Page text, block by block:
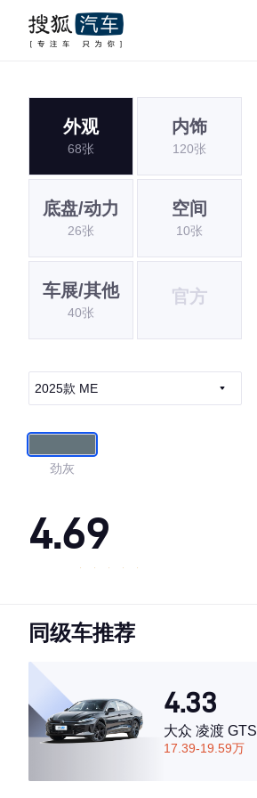
外观
68张
内饰
120张
底盘/动力
26张
空间
10张
车展/其他
40张
官方
2025款 ME
劲灰
4.69
·内饰表现较为优秀，优于63%同级车
·空间表现一般，低于59%同级车
同级车推荐
4.33
大众 凌渡 GTS
17.39-19.59万